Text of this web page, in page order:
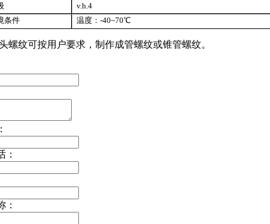
v.h.4
条件
温度：-40~70℃
螺纹可按用户要求，制作成管螺纹或锥管螺纹。
：
：